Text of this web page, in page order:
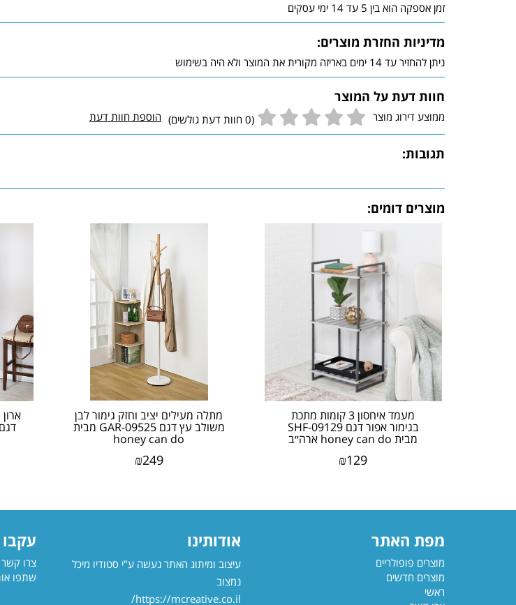
זמן אספקה הוא בין 5 עד 14 ימי עסקים
מדיניות החזרת מוצרים:
ניתן להחזיר עד 14 ימים באריזה מקורית את המוצר ולא היה בשימוש
חוות דעת על המוצר
ממוצע דירוג מוצר (0 חוות דעת גולשים) הוספת חוות דעת
תגובות:
מוצרים דומים:
מעמד איחסון 3 קומות מתכת
בגימור אפור דגם SHF-09129
מבית honey can do ארה׳׳ב
₪129
מתלה מעילים יציב וחזק גימור לבן
משולב עץ דגם GAR-09525 מבית
honey can do
₪249
מפת האתר
מוצרים פופולריים
מוצרים חדשים
ראשי
אודותינו
עיצוב ומיתוג האתר נעשה ע"י סטודיו מיכל
נמצוב
https://mcreative.co.il/
עקבו
צרו קשר
שתפו